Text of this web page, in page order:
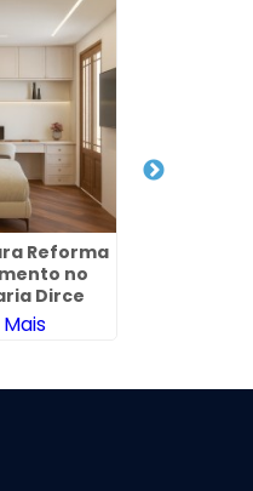
Reforma
no
Dirce